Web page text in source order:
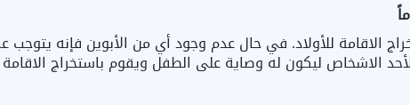
الاقامة للأولاد. في حال عدم وجود أي من الأبوين فإنه يتوجب
الاشخاص ليكون له وصاية على الطفل ويقوم باستخراج